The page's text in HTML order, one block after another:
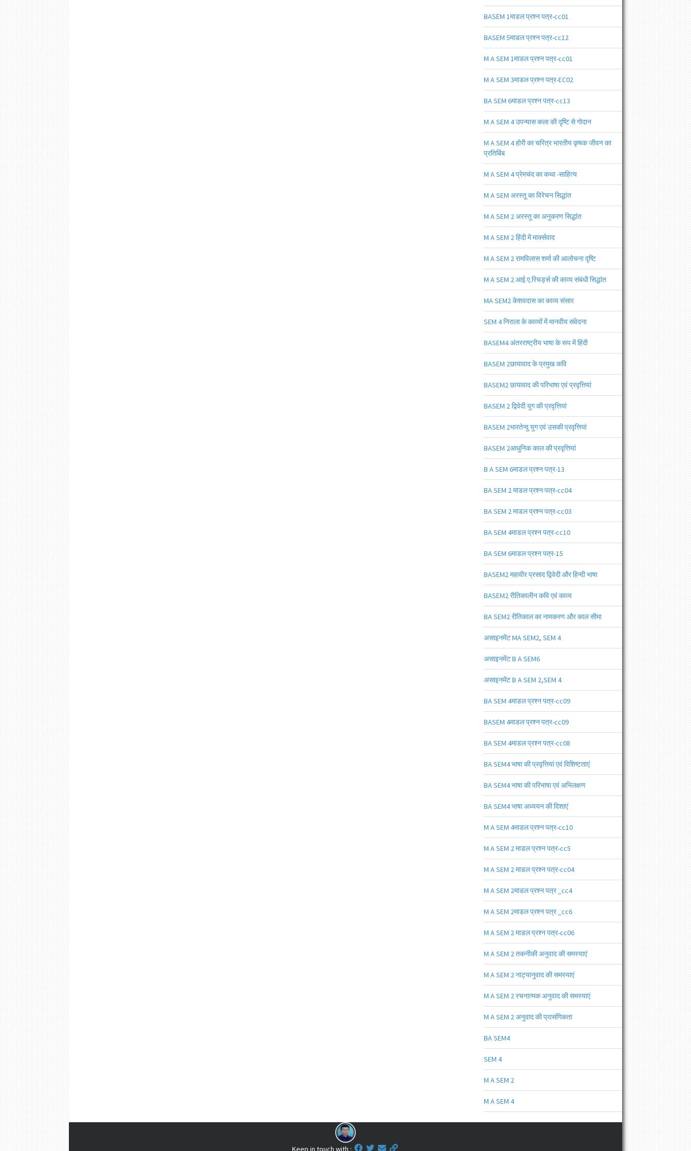
BASEM 1माडल प्रश्न पत्र-cc01
BASEM 5माडल प्रश्न पत्र-cc12
M A SEM 1माडल प्रश्न पत्र-cc01
M A SEM 3माडल प्रश्न पत्र-EC02
BA SEM 6माडल प्रश्न पत्र-cc13
M A SEM 4 उपन्यास कला की दृष्टि से गोदान
M A SEM 4 होरी का चरित्र भारतीय कृषक जीवन का
प्रतिबिंब
M A SEM 4 प्रेमचंद का कथा -साहित्य
M A SEM अरस्तू का विरेचन सिद्धांत
M A SEM 2 अरस्तू का अनुकरण सिद्धांत
M A SEM 2 हिंदी में मार्क्सवाद
M A SEM 2 रामविलास शर्मा की आलोचना दृष्टि
M A SEM 2 आई.ए.रिचर्ड्स की काव्य संबंधी सिद्धांत
MA SEM2 केशवदास का काव्य संसार
SEM 4 निराला के काव्यों में मानवीय संवेदना
BASEM4 अंतरराष्ट्रीय भाषा के रूप में हिंदी
BASEM 2छायावाद के प्रमुख कवि
BASEM2 छायावाद की परिभाषा एवं प्रवृत्तियां
BASEM 2 द्विवेदी युग की प्रवृत्तियां
BASEM 2भारतेन्दु युग एवं उसकी प्रवृत्तियां
BASEM 2आधुनिक काल की प्रवृत्तियां
B A SEM 6माडल प्रश्न पत्र-13
BA SEM 2 माडल प्रश्न पत्र-cc04
BA SEM 2 माडल प्रश्न पत्र-cc03
BA SEM 4माडल प्रश्न पत्र-cc10
BA SEM 6माडल प्रश्न पत्र-15
BASEM2 महावीर प्रसाद द्विवेदी और हिन्दी भाषा
BASEM2 रीतिकालीन कवि एवं काव्य
BA SEM2 रीतिकाल का नामकरण और काल सीमा
असाइनमेंट MA SEM2, SEM 4
असाइनमेंट B A SEM6
असाइनमेंट B A SEM 2,SEM 4
BA SEM 4माडल प्रश्न पत्र-cc09
BASEM 4माडल प्रश्न पत्र-cc09
BA SEM 4माडल प्रश्न पत्र-cc08
BA SEM4 भाषा की प्रवृत्तियां एवं विशिष्टताएं
BA SEM4 भाषा की परिभाषा एवं अभिलक्षण
BA SEM4 भाषा अध्ययन की दिशाएं
M A SEM 4माडल प्रश्न पत्र-cc10
M A SEM 2 माडल प्रश्न पत्र-cc5
M A SEM 2 माडल प्रश्न पत्र-cc04
M A SEM 2माडल प्रश्न पत्र _cc4
M A SEM 2माडल प्रश्न पत्र _cc6
M A SEM 2 माडल प्रश्न पत्र-cc06
M A SEM 2 तकनीकी अनुवाद की समस्याएं
M A SEM 2 नाट्यानुवाद की समस्याएं
M A SEM 2 रचनात्मक अनुवाद की समस्याएं
M A SEM 2 अनुवाद की प्रासंगिकता
BA SEM4
SEM 4
M A SEM 2
M A SEM 4
Keep in touch with :